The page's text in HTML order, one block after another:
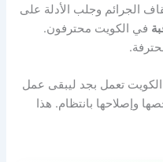
الجرائم وجلب الأدلة على
في الكويت محترفون.
تعمل بجد ليبقى عمل
وإصلاحها بانتظام. هذا